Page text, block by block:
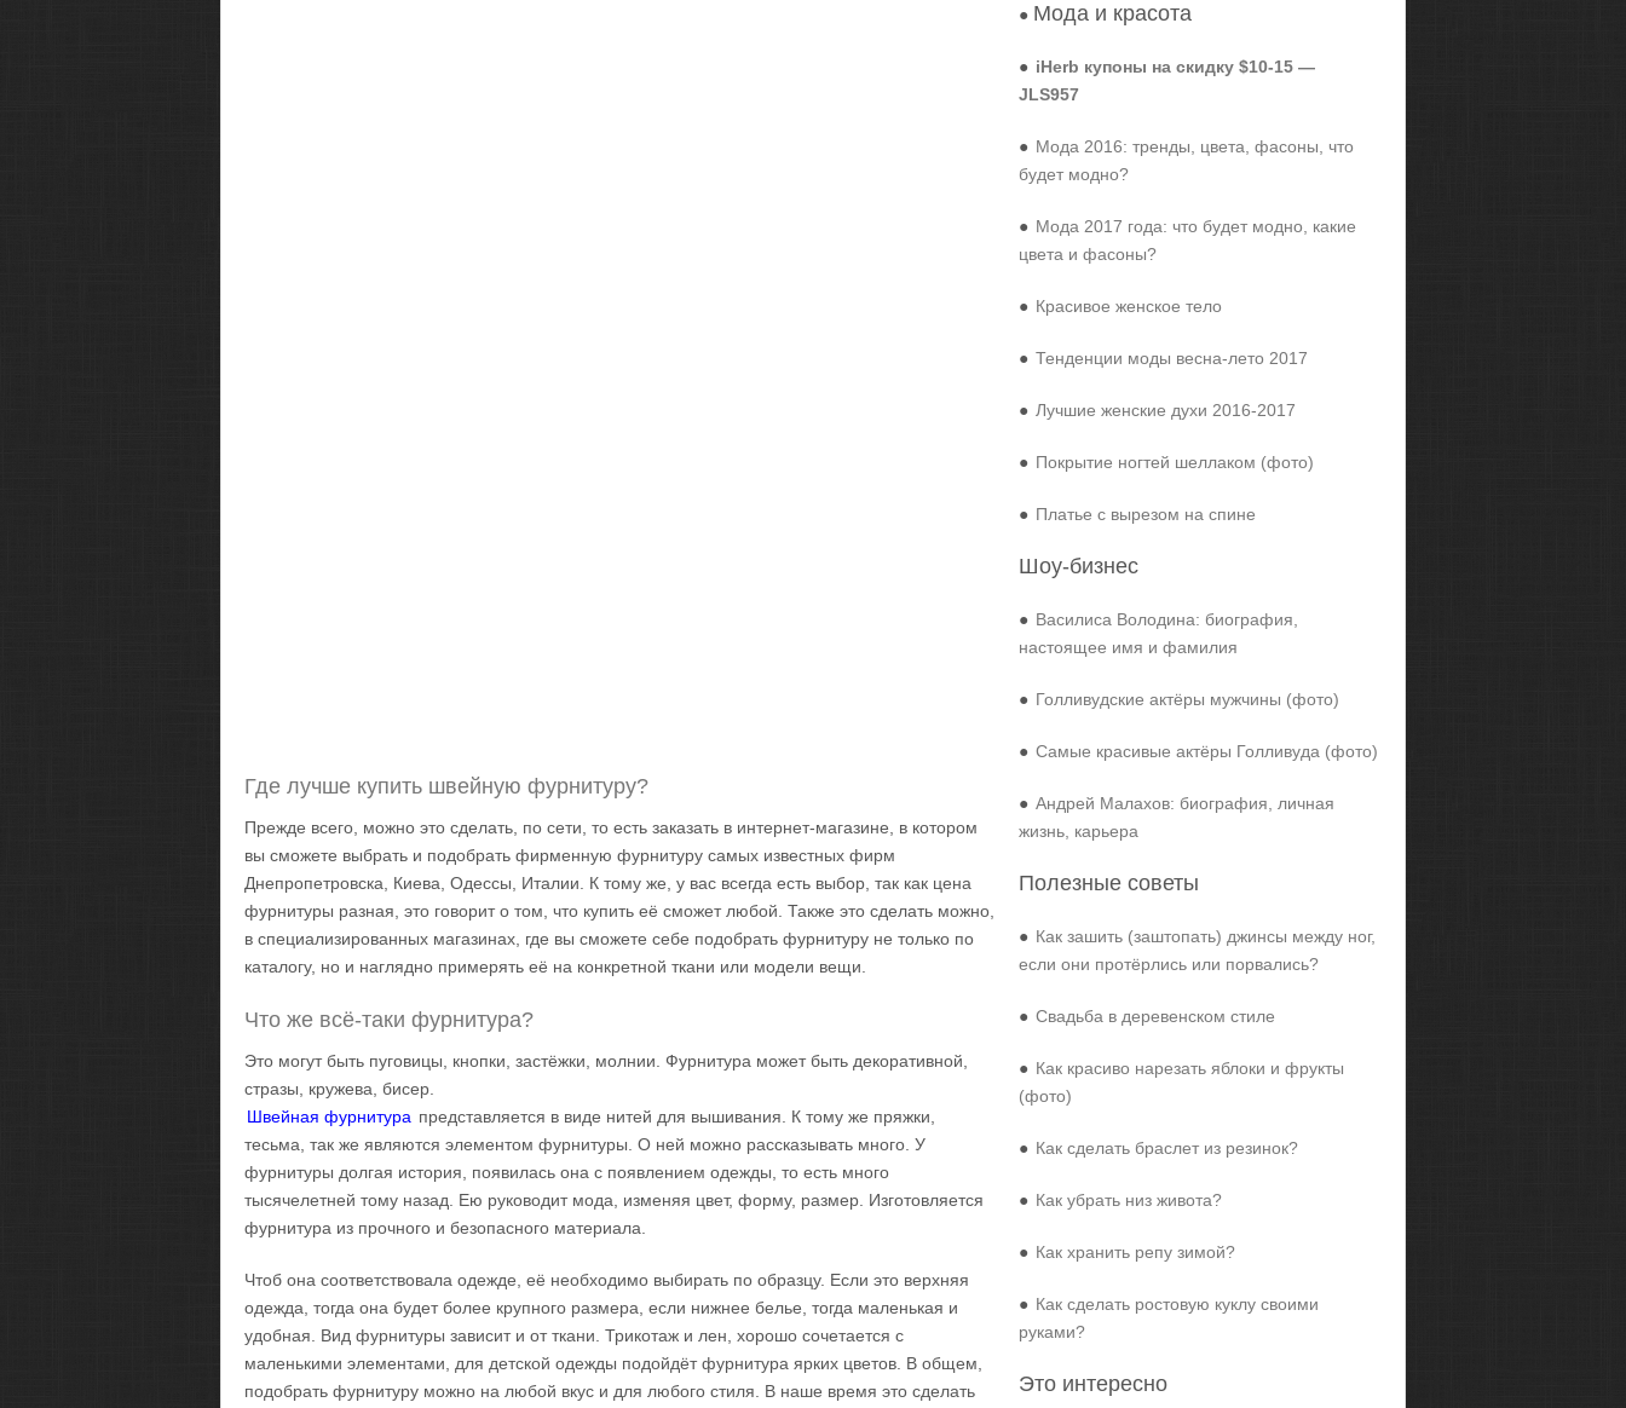
Где лучше купить швейную фурнитуру?
Прежде всего, можно это сделать, по сети, то есть заказать в интернет-магазине, в котором
вы сможете выбрать и подобрать фирменную фурнитуру самых известных фирм
Днепропетровска, Киева, Одессы, Италии. К тому же, у вас всегда есть выбор, так как цена
фурнитуры разная, это говорит о том, что купить её сможет любой. Также это сделать можно,
в специализированных магазинах, где вы сможете себе подобрать фурнитуру не только по
каталогу, но и наглядно примерять её на конкретной ткани или модели вещи.
Что же всё-таки фурнитура?
Это могут быть пуговицы, кнопки, застёжки, молнии. Фурнитура может быть декоративной,
стразы, кружева, бисер.
Швейная фурнитура представляется в виде нитей для вышивания. К тому же пряжки,
тесьма, так же являются элементом фурнитуры. О ней можно рассказывать много. У
фурнитуры долгая история, появилась она с появлением одежды, то есть много
тысячелетней тому назад. Ею руководит мода, изменяя цвет, форму, размер. Изготовляется
фурнитура из прочного и безопасного материала.
Чтоб она соответствовала одежде, её необходимо выбирать по образцу. Если это верхняя
одежда, тогда она будет более крупного размера, если нижнее белье, тогда маленькая и
удобная. Вид фурнитуры зависит и от ткани. Трикотаж и лен, хорошо сочетается с
маленькими элементами, для детской одежды подойдёт фурнитура ярких цветов. В общем,
подобрать фурнитуру можно на любой вкус и для любого стиля. В наше время это сделать
● Мода и красота
● iHerb купоны на скидку $10-15 —
JLS957
● Мода 2016: тренды, цвета, фасоны, что
будет модно?
● Мода 2017 года: что будет модно, какие
цвета и фасоны?
● Красивое женское тело
● Тенденции моды весна-лето 2017
● Лучшие женские духи 2016-2017
● Покрытие ногтей шеллаком (фото)
● Платье с вырезом на спине
Шоу-бизнес
● Василиса Володина: биография,
настоящее имя и фамилия
● Голливудские актёры мужчины (фото)
● Самые красивые актёры Голливуда (фото)
● Андрей Малахов: биография, личная
жизнь, карьера
Полезные советы
● Как зашить (заштопать) джинсы между ног,
если они протёрлись или порвались?
● Свадьба в деревенском стиле
● Как красиво нарезать яблоки и фрукты
(фото)
● Как сделать браслет из резинок?
● Как убрать низ живота?
● Как хранить репу зимой?
● Как сделать ростовую куклу своими
руками?
Это интересно